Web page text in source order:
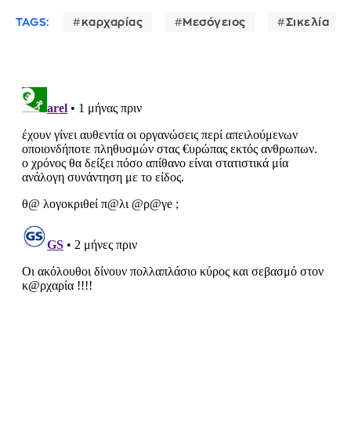
TAGS: καρχαρίας Μεσόγειος Σικελία